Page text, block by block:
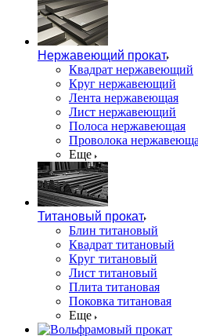
Нержавеющий прокат
Квадрат нержавеющий
Круг нержавеющий
Лента нержавеющая
Лист нержавеющий
Полоса нержавеющая
Проволока
Еще
Титановый прокат
Блин титановый
Квадрат титановый
Круг титановый
Лист титановый
Плита титановая
Поковка титановая
Еще